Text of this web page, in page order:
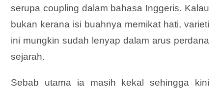
serupa coupling dalam bahasa Inggeris. Kalau
bukan kerana isi buahnya memikat hati, varieti
ini mungkin sudah lenyap dalam arus perdana
sejarah.
Sebab utama ia masih kekal sehingga kini